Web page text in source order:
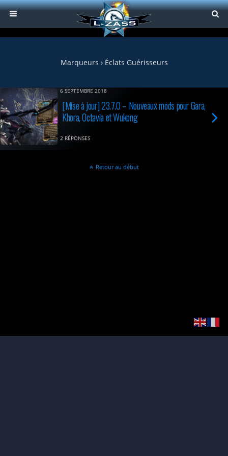
Marqueurs › Éclats Guérisseurs
6 SEPTEMBRE 2018
[Mise à jour] 23.7.0 – Nouveaux mods pour Gara,
Khora, Octavia et Wukong
2 RÉPONSES
Retour au début